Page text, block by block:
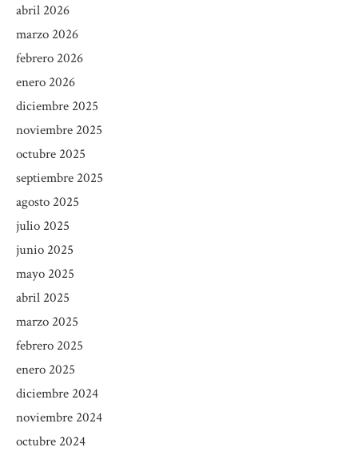
abril 2026
marzo 2026
febrero 2026
enero 2026
diciembre 2025
noviembre 2025
octubre 2025
septiembre 2025
agosto 2025
julio 2025
junio 2025
mayo 2025
abril 2025
marzo 2025
febrero 2025
enero 2025
diciembre 2024
noviembre 2024
octubre 2024